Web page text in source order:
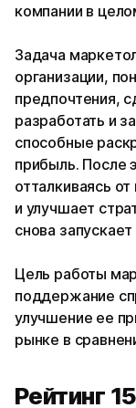
компании в
Задача
организации,
предпочтения,
разработать и
способные
прибыль. После
отталкиваясь
и улучшает
снова
Цель работы
поддержание
улучшение ее
рынке в
Рейтинг